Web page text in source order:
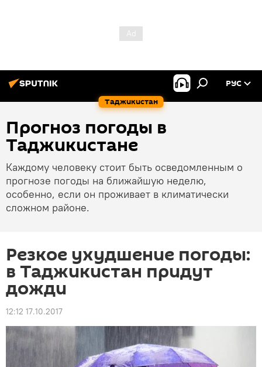
Таджикистан
РУС
Прогноз погоды в
Таджикистане
Каждому человеку стоит быть осведомленным о
прогнозе погоды на ближайшую неделю,
особенно, если он проживает в климатически
сложном районе.
Резкое ухудшение погоды:
в Таджикистан придут
дожди
12:12 17.10.2017